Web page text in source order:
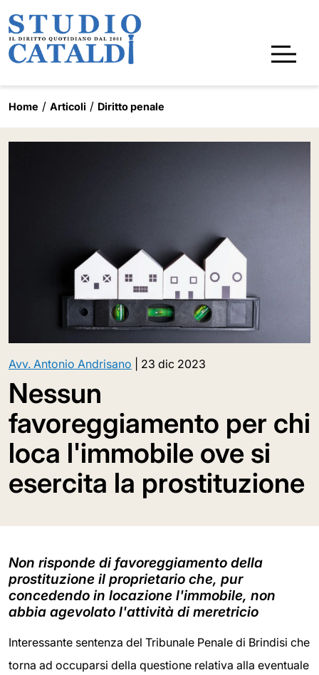
Home Articoli Diritto penale
Avv. Antonio Andrisano 23 dic 2023
Nessun
favoreggiamento per chi
loca l'immobile ove si
esercita la prostituzione
Non risponde di favoreggiamento della
prostituzione il proprietario che, pur
concedendo in locazione l'immobile, non
abbia agevolato l'attività di meretricio
Interessante sentenza del Tribunale Penale di Brindisi che
torna ad occuparsi della questione relativa alla eventuale